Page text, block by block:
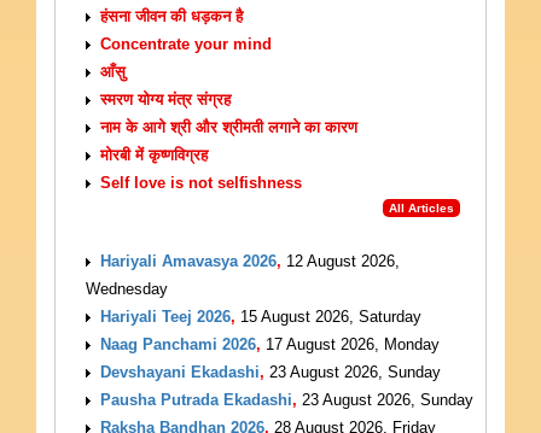
हंसना जीवन की धड़कन है
Concentrate your mind
आँसु
स्मरण योग्य मंत्र संग्रह
नाम के आगे श्री और श्रीमती लगाने का कारण
मोरबी में कृष्णविग्रह
Self love is not selfishness
All Articles
Hariyali Amavasya 2026, 12 August 2026,
Wednesday
Hariyali Teej 2026, 15 August 2026, Saturday
Naag Panchami 2026, 17 August 2026, Monday
Devshayani Ekadashi, 23 August 2026, Sunday
Pausha Putrada Ekadashi, 23 August 2026, Sunday
Raksha Bandhan 2026, 28 August 2026, Friday